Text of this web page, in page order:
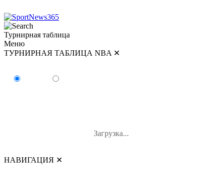
Турнирная таблица
Меню
ТУРНИРНАЯ ТАБЛИЦА NBA ✕
Загрузка...
НАВИГАЦИЯ ✕